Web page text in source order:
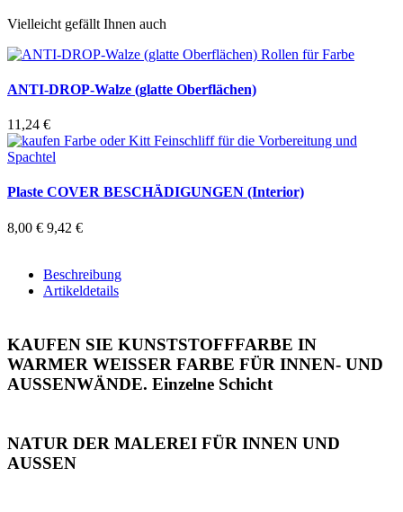
Vielleicht gefällt Ihnen auch
ANTI-DROP-Walze (glatte Oberflächen)
11,24 €
Plaste COVER BESCHÄDIGUNGEN (Interior)
8,00 € 9,42 €
Beschreibung
Artikeldetails
KAUFEN SIE KUNSTSTOFFFARBE IN
WARMER WEISSER FARBE FÜR INNEN- UND
AUSSENWÄNDE. Einzelne Schicht
NATUR DER MALEREI FÜR INNEN UND
AUSSEN